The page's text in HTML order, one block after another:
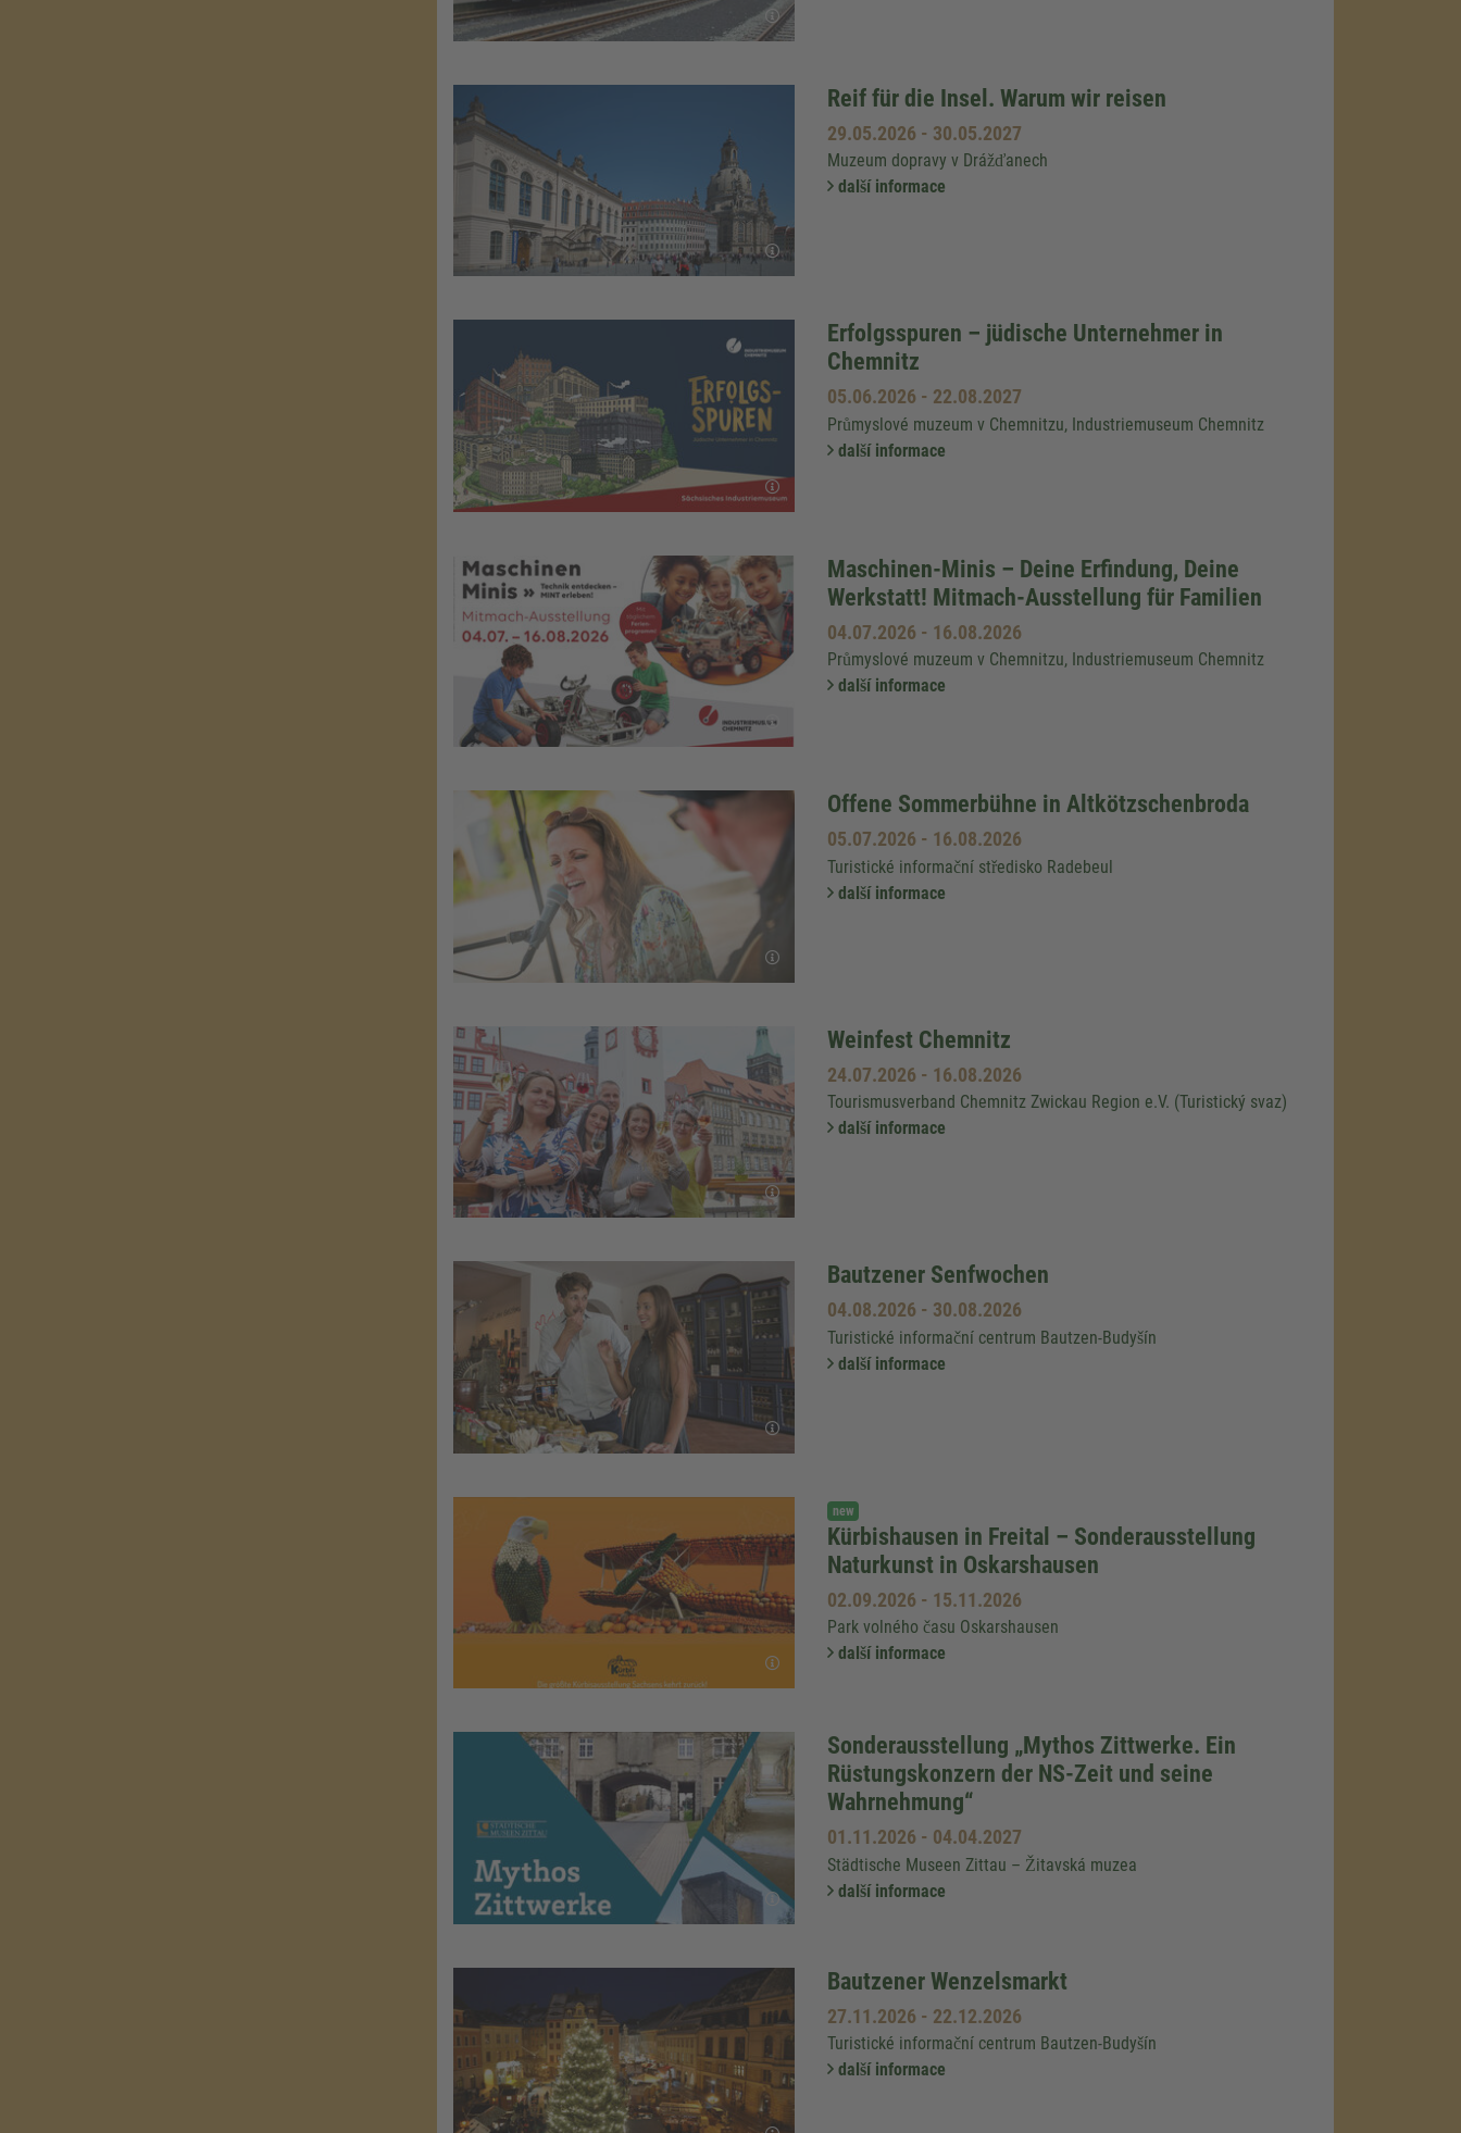
Reif für die Insel. Warum wir reisen
29.05.2026- 30.05.2027
Muzeum dopravy v Drážďanech
další informace
Erfolgsspuren – jüdische Unternehmer in
Chemnitz
05.06.2026- 22.08.2027
Průmyslové muzeum v Chemnitzu, Industriemuseum Chemnitz
další informace
Maschinen-Minis – Deine Erfindung, Deine
Werkstatt! Mitmach-Ausstellung für Familien
04.07.2026- 16.08.2026
Průmyslové muzeum v Chemnitzu, Industriemuseum Chemnitz
další informace
Offene Sommerbühne in Altkötzschenbroda
05.07.2026- 16.08.2026
Turistické informační středisko Radebeul
další informace
Weinfest Chemnitz
24.07.2026- 16.08.2026
Tourismusverband Chemnitz Zwickau Region e.V. (Turistický svaz)
další informace
Bautzener Senfwochen
04.08.2026- 30.08.2026
Turistické informační centrum Bautzen-Budyšín
další informace
new
Kürbishausen in Freital – Sonderausstellung
Naturkunst in Oskarshausen
02.09.2026- 15.11.2026
Park volného času Oskarshausen
další informace
Sonderausstellung „Mythos Zittwerke. Ein
Rüstungskonzern der NS-Zeit und seine
Wahrnehmung“
01.11.2026- 04.04.2027
Städtische Museen Zittau – Žitavská muzea
další informace
Bautzener Wenzelsmarkt
27.11.2026- 22.12.2026
Turistické informační centrum Bautzen-Budyšín
další informace